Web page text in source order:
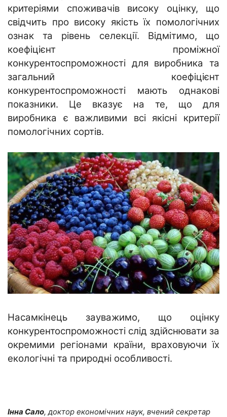
критеріями споживачів високу оцінку, що
свідчить про високу якість їх помологічних
ознак та рівень селекції. Відмітимо, що
коефіцієнт проміжної
конкурентоспроможності для виробника та
загальний коефіцієнт
конкурентоспроможності мають однакові
показники. Це вказує на те, що для
виробника є важливими всі якісні критерії
помологічних сортів.
Насамкінець зауважимо, що оцінку
конкурентоспроможності слід здійснювати за
окремими регіонами країни, враховуючи їх
екологічні та природні особливості.
Інна Сало, доктор економічних наук, вчений секретар